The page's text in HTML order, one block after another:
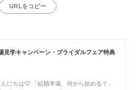
URLをコピー